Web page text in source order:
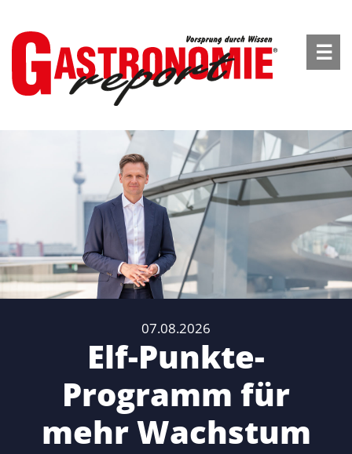
☰
07.08.2026
Elf-Punkte-
Programm für
mehr Wachstum